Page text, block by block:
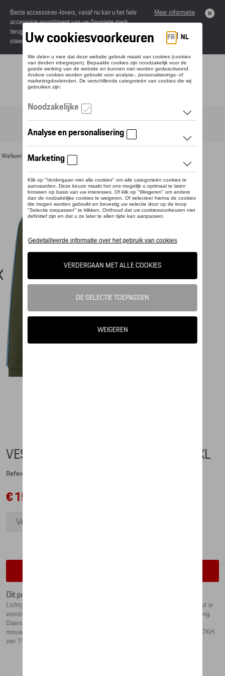
Beste accessoires-lovers, vanaf nu kan u het hele
accessoire assortiment van uw favoriete merk
terugvinden in de online catalogus. Deze kunnen
steeds besteld worden via uw dealer.
Meer informatie
Toggle navigation
Welkom >Voor u >Textiel >
VEST SWEAT - MARTINI RACING - XXL
Referentie: WAP552XXL0M0MR
€ 151,50
Vest sweat - Martini Racing - XXL
Dit product is momenteel niet op stock
Lichtgewicht vest voor heren uit de MARTINI RACING collectie. Het vest is
voorzien van een rechtopstaande kraag en twee zijvakken met ritssluiting.
Daarnaast heeft het vest decoratieve MARTINI RACING strepen op de
mouwen en badges op de borst die geinspireerd zijn op de Porsche 917KH
van 1971. Het PORSCHE-logo staat groot op de rug gedrukt.